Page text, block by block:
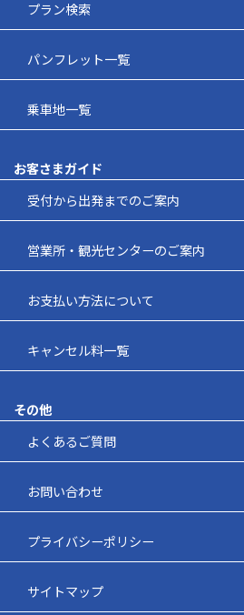
プラン検索
パンフレット一覧
乗車地一覧
お客さまガイド
受付から出発までのご案内
営業所・観光センターのご案内
お支払い方法について
キャンセル料一覧
その他
よくあるご質問
お問い合わせ
プライバシーポリシー
サイトマップ